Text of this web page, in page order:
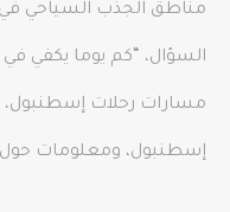
مناطق الجذب السياحي في
السؤال، “كم يوما يكفي
مسارات رحلات إسطنبول،
إسطنبول، ومعلومات